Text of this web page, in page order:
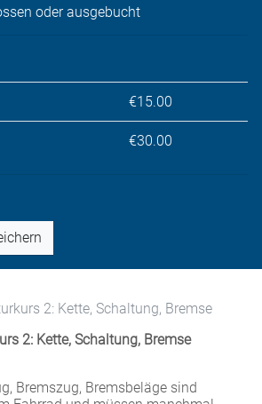
oder ausgebucht
€15.00
€30.00
2: Kette, Schaltung, Bremse
2: Kette, Schaltung, Bremse
Bremszug, Bremsbeläge sind